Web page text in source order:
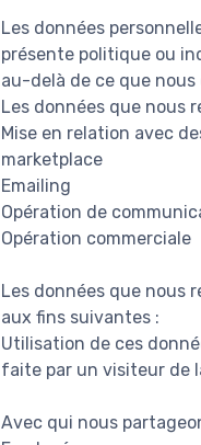
Les données
présente politique ou
au-delà de ce que
Les données que nous
Mise en relation avec
marketplace
Emailing
Opération de
Opération commerciale
Les données que nous
aux fins suivantes :
Utilisation de ces
faite par un visiteur de
Avec qui nous